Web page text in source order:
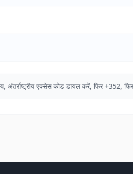
एक्सेस कोड डायल करें, फिर +352,